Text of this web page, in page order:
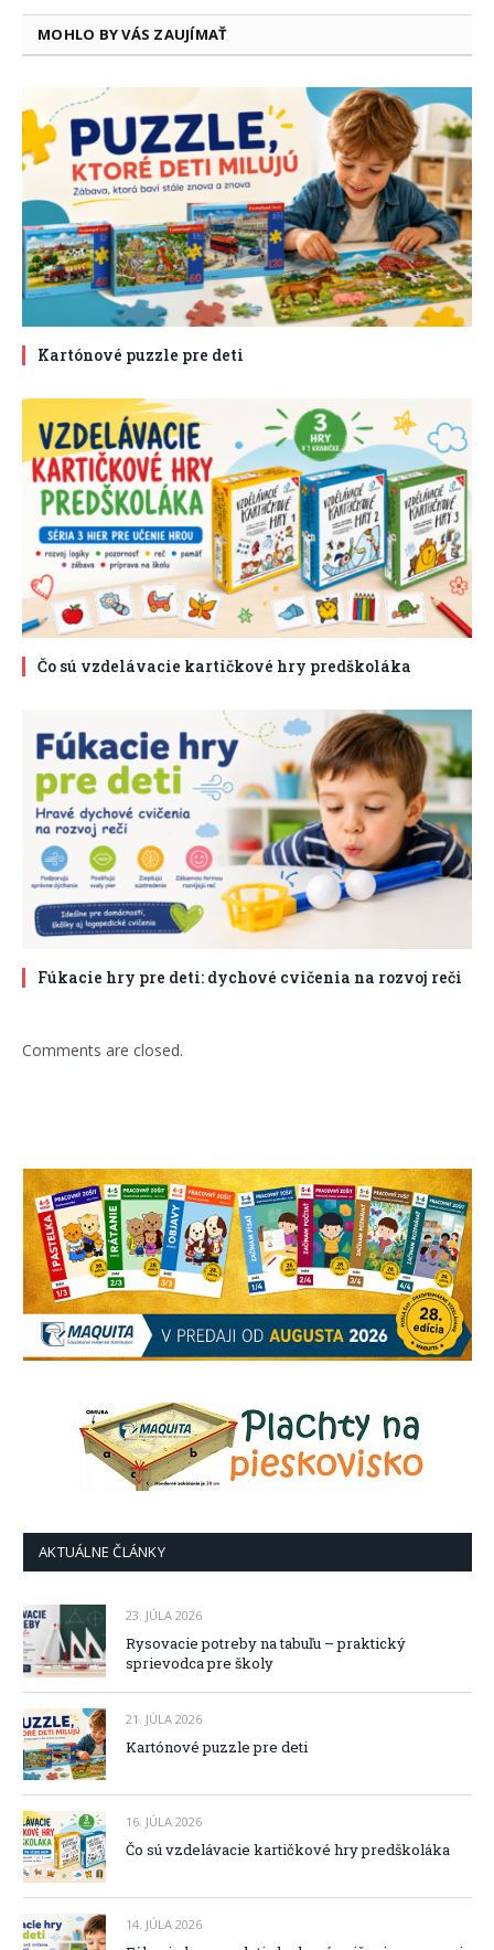
MOHLO BY VÁS ZAUJÍMAŤ
Kartónové puzzle pre deti
Čo sú vzdelávacie kartičkové hry predškoláka
Fúkacie hry pre deti: dychové cvičenia na rozvoj reči
Comments are closed.
AKTUÁLNE ČLÁNKY
23. JÚLA 2026
Rysovacie potreby na tabuľu – praktický
sprievodca pre školy
21. JÚLA 2026
Kartónové puzzle pre deti
16. JÚLA 2026
Čo sú vzdelávacie kartičkové hry predškoláka
14. JÚLA 2026